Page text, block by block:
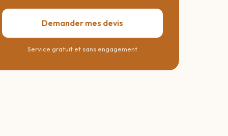
Demander mes devis
Service gratuit et sans engagement